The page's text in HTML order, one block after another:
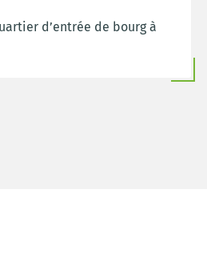
d’entrée de bourg à